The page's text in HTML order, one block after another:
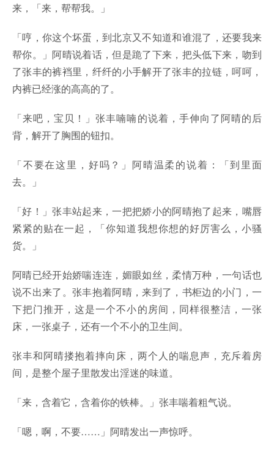
来，「来，帮帮我。」
「哼，你这个坏蛋，到北京又不知道和谁混了，还要我来
帮你。」阿晴说着话，但是跪了下来，把头低下来，吻到
了张丰的裤裆里，纤纤的小手解开了张丰的拉链，呵呵，
内裤已经涨的高高的了。
「来吧，宝贝！」张丰喃喃的说着，手伸向了阿晴的后
背，解开了胸围的钮扣。
「不要在这里，好吗？」阿晴温柔的说着：「到里面
去。」
「好！」张丰站起来，一把把娇小的阿晴抱了起来，嘴唇
紧紧的贴在一起，「你知道我想你想的好厉害么，小骚
货。」
阿晴已经开始娇喘连连，媚眼如丝，柔情万种，一句话也
说不出来了。张丰抱着阿晴，来到了，书柜边的小门，一
下把门推开，这是一个不小的房间，同样很整洁，一张
床，一张桌子，还有一个不小的卫生间。
张丰和阿晴搂抱着摔向床，两个人的喘息声，充斥着房
间，是整个屋子里散发出淫迷的味道。
「来，含着它，含着你的铁棒。」张丰喘着粗气说。
「嗯，啊，不要……」阿晴发出一声惊呼。